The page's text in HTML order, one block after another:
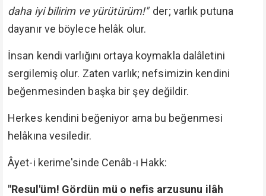
daha iyi bilirim ve yürütürüm!" der; varlık putuna
dayanır ve böylece helâk olur.
İnsan kendi varlığını ortaya koymakla dalâletini
sergilemiş olur. Zaten varlık; nefsimizin kendini
beğenmesinden başka bir şey değildir.
Herkes kendini beğeniyor ama bu beğenmesi
helâkına vesiledir.
Âyet-i kerime'sinde Cenâb-ı Hakk:
"Resul'üm! Gördün mü o nefis arzusunu ilâh